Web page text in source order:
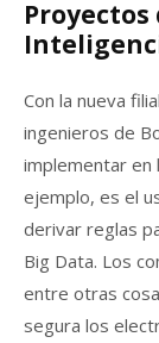
Proyectos
Con la nueva
ingenieros de
implementar en
ejemplo, es el
derivar reglas
Big Data. Los
entre otras
segura los